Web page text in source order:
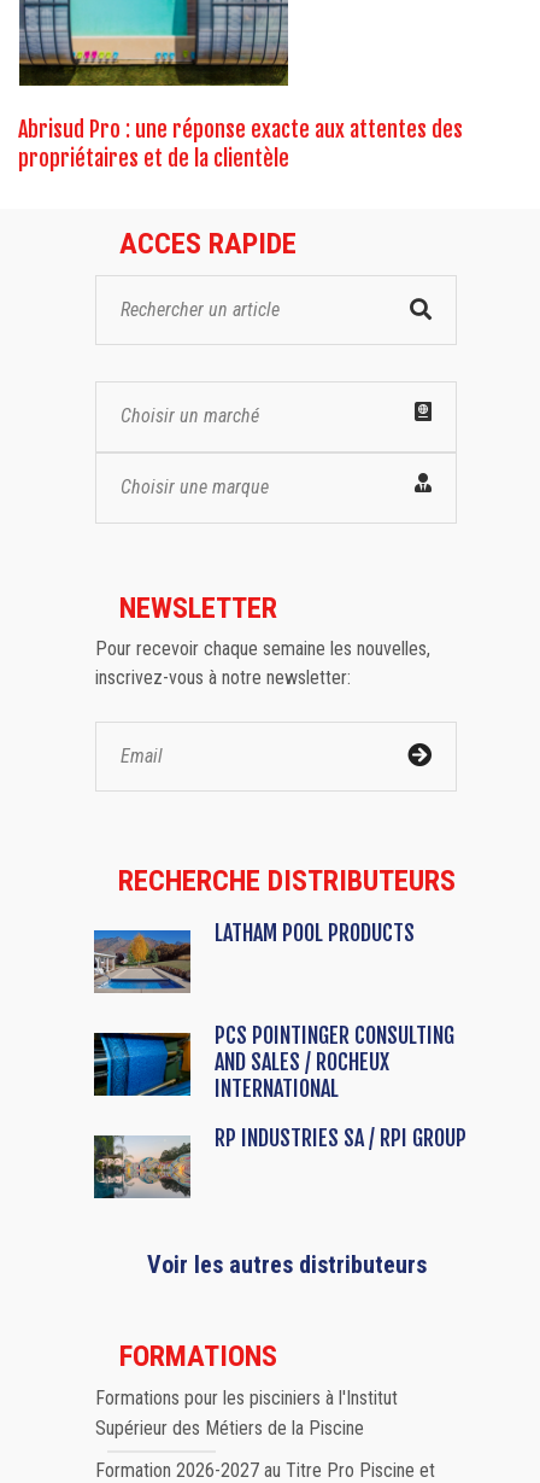
Abrisud Pro : une réponse exacte aux attentes des
propriétaires et de la clientèle
ACCES RAPIDE
Choisir un marché
Choisir une marque
NEWSLETTER
Pour recevoir chaque semaine les nouvelles,
inscrivez-vous à notre newsletter:
RECHERCHE DISTRIBUTEURS
LATHAM POOL PRODUCTS
PCS POINTINGER CONSULTING
AND SALES / ROCHEUX
INTERNATIONAL
RP INDUSTRIES SA / RPI GROUP
Voir les autres distributeurs
FORMATIONS
Formations pour les pisciniers à l'Institut
Supérieur des Métiers de la Piscine
Formation 2026-2027 au Titre Pro Piscine et